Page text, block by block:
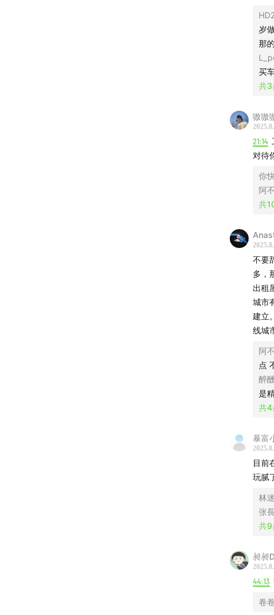
也欢迎
岁
那
买
共3
嗷嗷
21:14
对待
你
阿
共
不要
多，
出租
城市
建立
线城
阿
点
醉
是
共4
暴富
目前
玩腻
林
张
共9
昶昶
44:13
卷